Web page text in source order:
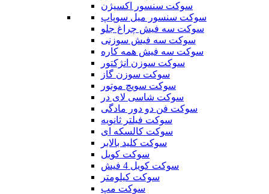
سوکت سنسور اکسیژن
سوکت سنسور میل سوپاپ
سوکت سه فیش چراغ جلو
سوکت سه فیش سوزنی
سوکت سه فیش همه کاره
سوکت سوزن انژکتور
سوکت سوزن گاز
سوکت سویچ موتور
سوکت شاسی لای در
سوکت فن دو دور مادگی
سوکت فیلتر ثانویه
سوکت کالسکه ای
سوکت کلید بالابر
سوکت کویل
سوکت کویل 4 فیش
سوکت کیلومتر
سوکت مپ